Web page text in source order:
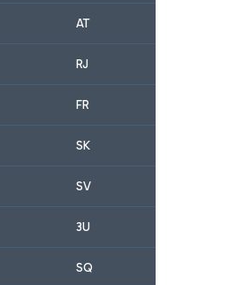
AT
RJ
FR
SK
SV
3U
SQ